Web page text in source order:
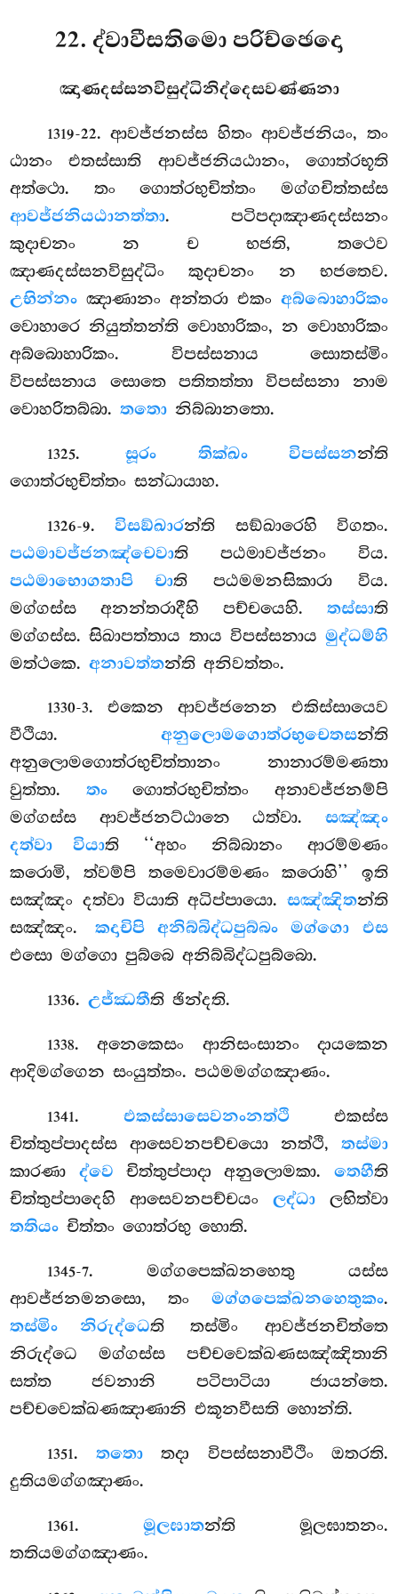
22. ද්වාවීසතිමො පරිච්ඡෙදො
ඤාණදස්සනවිසුද්ධිනිද්දෙසවණ්ණනා
1319-22. ආවජ්ජනස්ස හිතං ආවජ්ජනියං, තං
ඨානං එතස්සාති ආවජ්ජනියඨානං, ගොත්රභූති
අත්ථො. තං ගොත්රභුචිත්තං මග්ගචිත්තස්ස
ආවජ්ජනියඨානත්තා. පටිපදාඤාණදස්සනං
කුදාචනං න ච භජති, තථෙව
ඤාණදස්සනවිසුද්ධිං කුදාචනං න භජතෙව.
උභින්නං ඤාණානං අන්තරා එකං අබ්බොහාරිකං
වොහාරෙ නියුත්තන්ති වොහාරිකං, න වොහාරිකං
අබ්බොහාරිකං. විපස්සනාය සොතස්මිං
විපස්සනාය සොතෙ පතිතත්තා විපස්සනා නාම
වොහරිතබ්බා.තතො නිබ්බානතො.
1325.සූරං තික්ඛං විපස්සනන්ති
ගොත්රභුචිත්තං සන්ධායාහ.
1326-9.විසඞ්ඛාරන්ති සඞ්ඛාරෙහි විගතං.
පඨමාවජ්ජනඤ්චෙවාති පඨමාවජ්ජනං විය.
පඨමාභොගතාපි චාති පඨමමනසිකාරා විය.
මග්ගස්ස අනන්තරාදීහි පච්චයෙහි. තස්සාති
මග්ගස්ස. සිඛාපත්තාය තාය විපස්සනාය මුද්ධම්හි
මත්ථකෙ.අනාවත්තන්ති අනිවත්තං.
1330-3. එකෙන ආවජ්ජනෙන එකිස්සායෙව
වීථියා. අනුලොමගොත්රභුචෙතසන්ති
අනුලොමගොත්රභුචිත්තානං නානාරම්මණතා
වුත්තා. තංගොත්රභුචිත්තං අනාවජ්ජනම්පි
මග්ගස්ස ආවජ්ජනට්ඨානෙ ඨත්වා. සඤ්ඤං
දත්වා වියාති ‘‘අහං නිබ්බානං ආරම්මණං
කරොමි, ත්වම්පි තමෙවාරම්මණං කරොහි’’ ඉති
සඤ්ඤං දත්වා වියාති අධිප්පායො. සඤ්ඤිතන්ති
සඤ්ඤං. කදාචිපි අනිබ්බිද්ධපුබ්බං මග්ගො එස
එසො මග්ගො පුබ්බෙ අනිබ්බිද්ධපුබ්බො.
1336.උජ්ඣතීති ඡින්දති.
1338. අනෙකෙසං ආනිසංසානං දායකෙන
ආදිමග්ගෙන සංයුත්තං. පඨමමග්ගඤාණං.
1341. එකස්සාසෙවනංනත්ථි එකස්ස
චිත්තුප්පාදස්ස ආසෙවනපච්චයො නත්ථි, තස්මා
කාරණා ද්වෙ චිත්තුප්පාදා අනුලොමකා. තෙහීති
චිත්තුප්පාදෙහි ආසෙවනපච්චයං ලද්ධාලභිත්වා
තතියං චිත්තං ගොත්රභු හොති.
1345-7. මග්ගපෙක්ඛනහෙතු යස්ස
ආවජ්ජනමනසො, තං මග්ගපෙක්ඛනහෙතුකං.
තස්මිං නිරුද්ධෙති තස්මිං ආවජ්ජනචිත්තෙ
නිරුද්ධෙ මග්ගස්ස පච්චවෙක්ඛණසඤ්ඤිතානි
සත්ත ජවනානි පටිපාටියා ජායන්තෙ.
පච්චවෙක්ඛණඤාණානි එකූනවීසති හොන්ති.
1351.තතො තදා විපස්සනාවීථිං ඔතරති.
දුතියමග්ගඤාණං.
1361. මූලඝාතන්ති මූලඝාතනං.
තතියමග්ගඤාණං.